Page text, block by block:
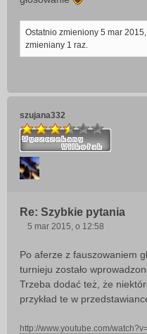
Ostatnio zmieniony 5 mar
zmieniany 1 raz.
szujana332
Re: Szybkie pytania
s
t
5 mar 2015, o 12:58
Po aferze z fauszowaniem
turnieju zostało
Trzeba dodać też, że
przykład te w
http://www.youtube.com/